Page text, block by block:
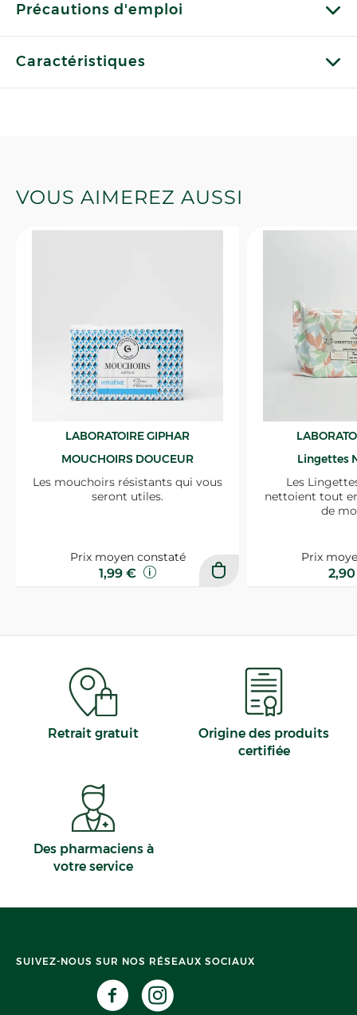
Précautions d'emploi
Caractéristiques
VOUS AIMEREZ AUSSI
LABORATOIRE GIPHAR
MOUCHOIRS DOUCEUR
Les mouchoirs résistants qui vous
seront utiles.
Prix moyen constaté
1,99 €
Lingettes
Les
nettoient tout
de
Prix
Retrait gratuit
Origine des produits
certifiée
Des pharmaciens à
votre service
SUIVEZ-NOUS SUR NOS RÉSEAUX SOCIAUX